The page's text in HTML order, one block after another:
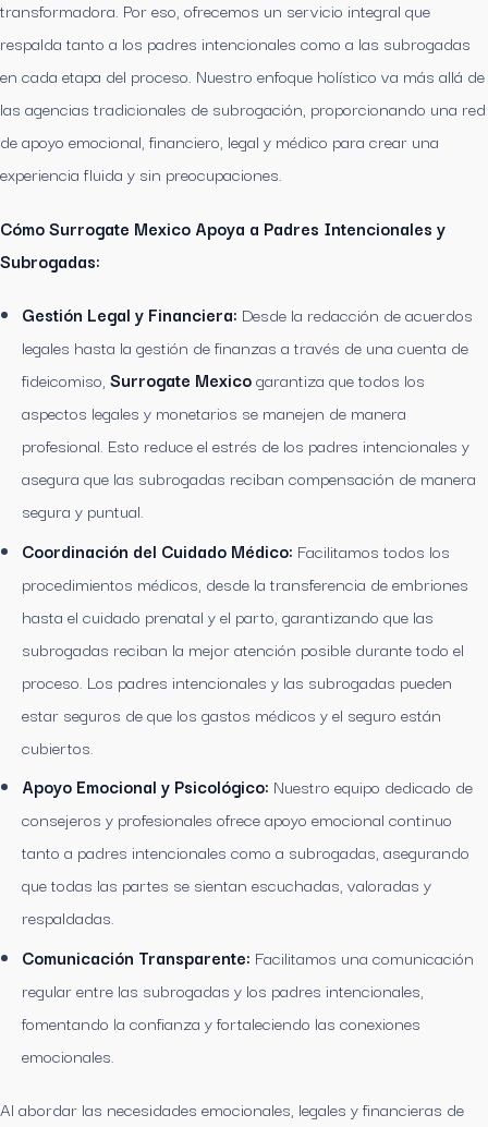
transformadora. Por eso, ofrecemos un servicio integral que
respalda tanto a los padres intencionales como a las subrogadas
en cada etapa del proceso. Nuestro enfoque holístico va más allá de
las agencias tradicionales de subrogación, proporcionando una red
de apoyo emocional, financiero, legal y médico para crear una
experiencia fluida y sin preocupaciones.
Cómo Surrogate Mexico Apoya a Padres Intencionales y
Subrogadas:
Gestión Legal y Financiera: Desde la redacción de acuerdos
legales hasta la gestión de finanzas a través de una cuenta de
fideicomiso, Surrogate Mexicogarantiza que todos los
aspectos legales y monetarios se manejen de manera
profesional. Esto reduce el estrés de los padres intencionales y
asegura que las subrogadas reciban compensación de manera
segura y puntual.
Coordinación del Cuidado Médico: Facilitamos todos los
procedimientos médicos, desde la transferencia de embriones
hasta el cuidado prenatal y el parto, garantizando que las
subrogadas reciban la mejor atención posible durante todo el
proceso. Los padres intencionales y las subrogadas pueden
estar seguros de que los gastos médicos y el seguro están
cubiertos.
Apoyo Emocional y Psicológico: Nuestro equipo dedicado de
consejeros y profesionales ofrece apoyo emocional continuo
tanto a padres intencionales como a subrogadas, asegurando
que todas las partes se sientan escuchadas, valoradas y
respaldadas.
Comunicación Transparente: Facilitamos una comunicación
regular entre las subrogadas y los padres intencionales,
fomentando la confianza y fortaleciendo las conexiones
emocionales.
Al abordar las necesidades emocionales, legales y financieras de